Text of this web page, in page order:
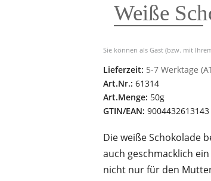
Weiße
Sie können als Gast (bzw. mit
Lieferzeit: 5-7 Werktage
Art.Nr.: 61314
Art.Menge: 50g
GTIN/EAN: 9004432613143
Die weiße Schokolade
auch geschmacklich
nicht nur für den